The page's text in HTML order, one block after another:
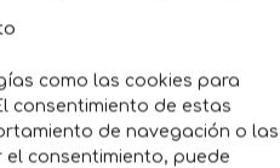
como las cookies para
consentimiento de estas
de navegación o las
consentimiento, puede